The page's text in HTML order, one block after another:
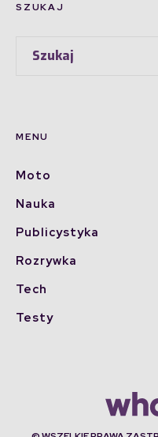
SZUKAJ
MENU
Moto
Nauka
Publicystyka
Rozrywka
Tech
Testy